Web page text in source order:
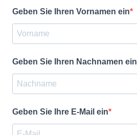
Geben Sie Ihren Vornamen ein
Geben Sie Ihren Nachnamen ein
Geben Sie Ihre E-Mail ein